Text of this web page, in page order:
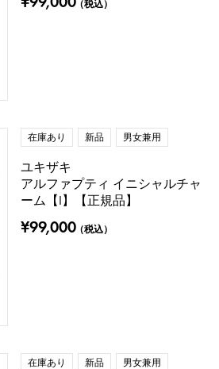
（税込）
在庫あり 新品 男女兼用
ユキザキ
アルファプティ イニシャルチャ
ーム【I】【正規品】
¥99,000（税込）
在庫あり 新品 男女兼用